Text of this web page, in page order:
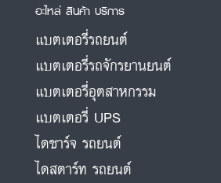
อะไหล่ สินค้า บริการ
แบตเตอรี่รถยนต์
แบตเตอรี่รถจักรยานยนต์
แบตเตอรี่อุตสาหกรรม
แบตเตอรี่ UPS
ไดชาร์จ รถยนต์
ไดสตาร์ท รถยนต์